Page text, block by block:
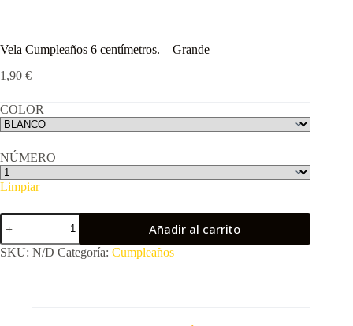
Vela Cumpleaños 6 centímetros. – Grande
1,90 €
COLOR
NÚMERO
Limpiar
Añadir al carrito
SKU: N/D Categoría: Cumpleaños